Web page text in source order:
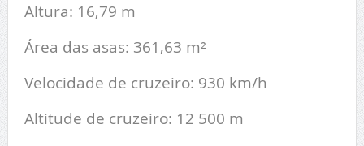
Altura: 16,79 m
Área das asas: 361,63 m²
Velocidade de cruzeiro: 930 km/h
Altitude de cruzeiro: 12 500 m